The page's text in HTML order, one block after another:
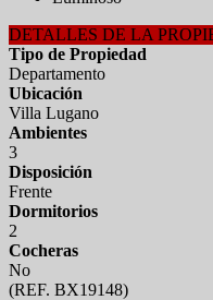
DETALLES DE LA
Tipo de Propiedad
Departamento
Ubicación
Villa Lugano
Ambientes
3
Disposición
Frente
Dormitorios
2
Cocheras
No
(REF. BX19148)